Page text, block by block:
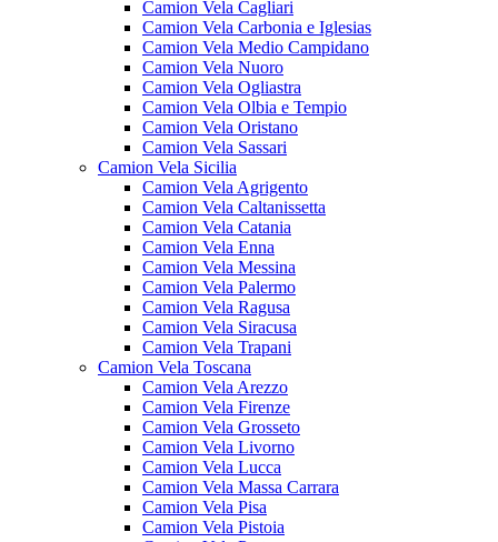
Camion Vela Cagliari
Camion Vela Carbonia e Iglesias
Camion Vela Medio Campidano
Camion Vela Nuoro
Camion Vela Ogliastra
Camion Vela Olbia e Tempio
Camion Vela Oristano
Camion Vela Sassari
Camion Vela Sicilia
Camion Vela Agrigento
Camion Vela Caltanissetta
Camion Vela Catania
Camion Vela Enna
Camion Vela Messina
Camion Vela Palermo
Camion Vela Ragusa
Camion Vela Siracusa
Camion Vela Trapani
Camion Vela Toscana
Camion Vela Arezzo
Camion Vela Firenze
Camion Vela Grosseto
Camion Vela Livorno
Camion Vela Lucca
Camion Vela Massa Carrara
Camion Vela Pisa
Camion Vela Pistoia